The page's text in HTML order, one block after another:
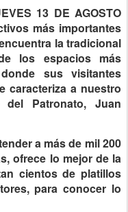
13 DE AGOSTO
más importantes
la tradicional
los espacios más
sus visitantes
caracteriza a nuestro
Patronato, Juan
a más de mil 200
ofrece lo mejor de la
cientos de platillos
para conocer lo